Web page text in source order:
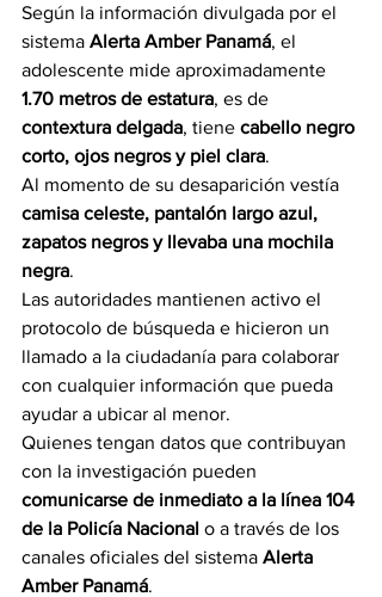
Según la información divulgada por el
sistema Alerta Amber Panamá, el
adolescente mide aproximadamente
1.70 metros de estatura, es de
contextura delgada, tiene cabello negro
corto, ojos negros y piel clara.
Al momento de su desaparición vestía
camisa celeste, pantalón largo azul,
zapatos negros y llevaba una mochila
negra.
Las autoridades mantienen activo el
protocolo de búsqueda e hicieron un
llamado a la ciudadanía para colaborar
con cualquier información que pueda
ayudar a ubicar al menor.
Quienes tengan datos que contribuyan
con la investigación pueden
comunicarse de inmediato a la línea 104
de la Policía Nacional o a través de los
canales oficiales del sistema Alerta
Amber Panamá.